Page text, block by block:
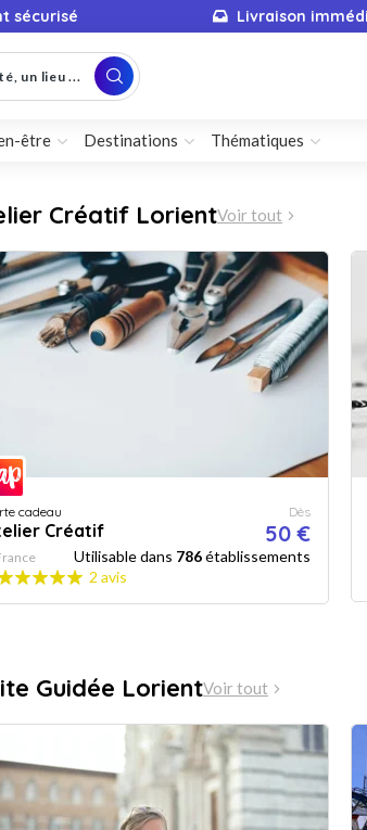
sécurisé Livraison
un lieu ...
être Destinations Thématiques
Créatif LorientVoir tout
cadeau
Créatif
Dès
50 €
Utilisable dans 786établissements
2 avis
Guidée LorientVoir tout